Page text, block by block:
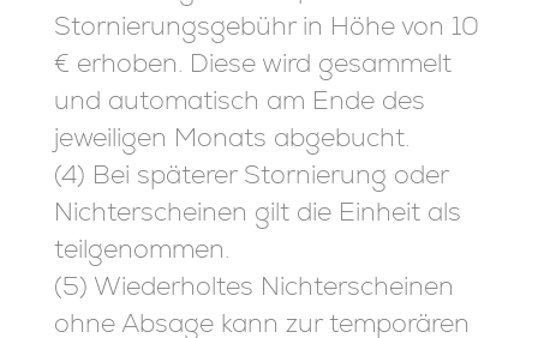
Stornierungsgebühr in Höhe von 10
€ erhoben. Diese wird gesammelt
und automatisch am Ende des
jeweiligen Monats abgebucht.
(4) Bei späterer Stornierung oder
Nichterscheinen gilt die Einheit als
teilgenommen.
(5) Wiederholtes Nichterscheinen
ohne Absage kann zur temporären